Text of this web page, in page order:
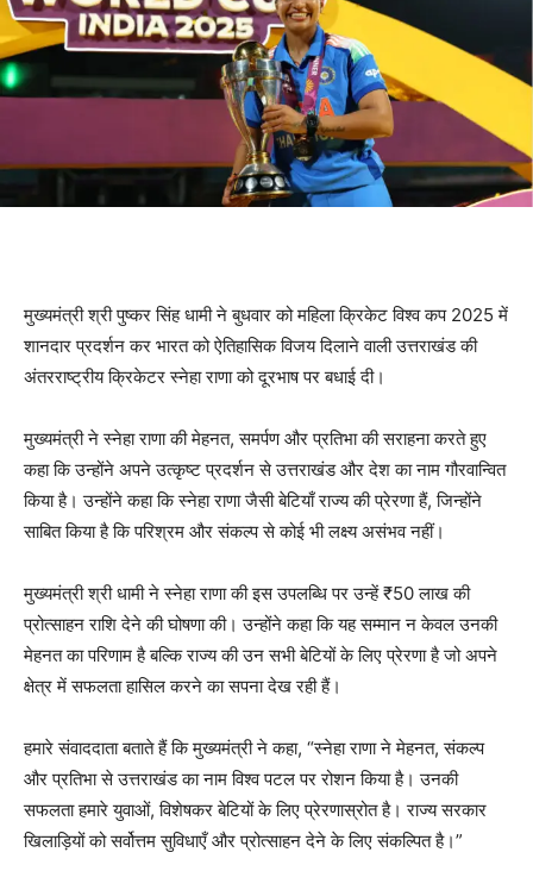
मुख्यमंत्री श्री पुष्कर सिंह धामी ने बुधवार को महिला क्रिकेट विश्व कप 2025 में
शानदार प्रदर्शन कर भारत को ऐतिहासिक विजय दिलाने वाली उत्तराखंड की
अंतरराष्ट्रीय क्रिकेटर स्नेहा राणा को दूरभाष पर बधाई दी।
मुख्यमंत्री ने स्नेहा राणा की मेहनत, समर्पण और प्रतिभा की सराहना करते हुए
कहा कि उन्होंने अपने उत्कृष्ट प्रदर्शन से उत्तराखंड और देश का नाम गौरवान्वित
किया है। उन्होंने कहा कि स्नेहा राणा जैसी बेटियाँ राज्य की प्रेरणा हैं, जिन्होंने
साबित किया है कि परिश्रम और संकल्प से कोई भी लक्ष्य असंभव नहीं।
मुख्यमंत्री श्री धामी ने स्नेहा राणा की इस उपलब्धि पर उन्हें ₹50 लाख की
प्रोत्साहन राशि देने की घोषणा की। उन्होंने कहा कि यह सम्मान न केवल उनकी
मेहनत का परिणाम है बल्कि राज्य की उन सभी बेटियों के लिए प्रेरणा है जो अपने
क्षेत्र में सफलता हासिल करने का सपना देख रही हैं।
हमारे संवाददाता बताते हैं कि मुख्यमंत्री ने कहा, “स्नेहा राणा ने मेहनत, संकल्प
और प्रतिभा से उत्तराखंड का नाम विश्व पटल पर रोशन किया है। उनकी
सफलता हमारे युवाओं, विशेषकर बेटियों के लिए प्रेरणास्रोत है। राज्य सरकार
खिलाड़ियों को सर्वोत्तम सुविधाएँ और प्रोत्साहन देने के लिए संकल्पित है।”